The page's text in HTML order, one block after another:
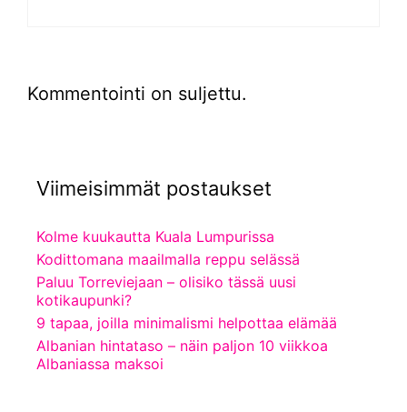
Kommentointi on suljettu.
Viimeisimmät postaukset
Kolme kuukautta Kuala Lumpurissa
Kodittomana maailmalla reppu selässä
Paluu Torreviejaan – olisiko tässä uusi
kotikaupunki?
9 tapaa, joilla minimalismi helpottaa elämää
Albanian hintataso – näin paljon 10 viikkoa
Albaniassa maksoi